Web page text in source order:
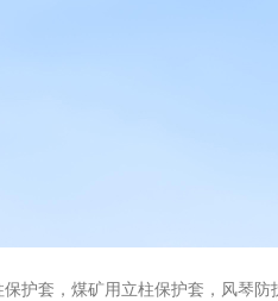
护套，煤矿用立柱保护套，风琴